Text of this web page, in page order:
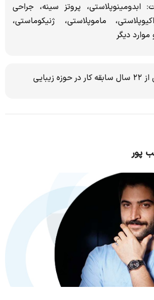
ابدومینوپلاستی، پروتز سینه، جراحی
ماموپلاستی، ژنیکوماستی،
دیگر
زیبایی
پور